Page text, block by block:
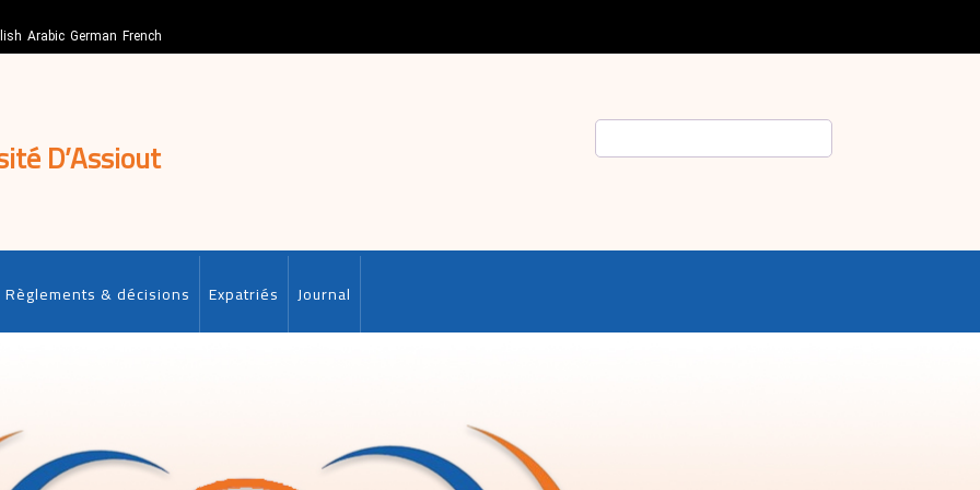
Arabic German French
D’Assiout
Règlements & décisions Expatriés Journal